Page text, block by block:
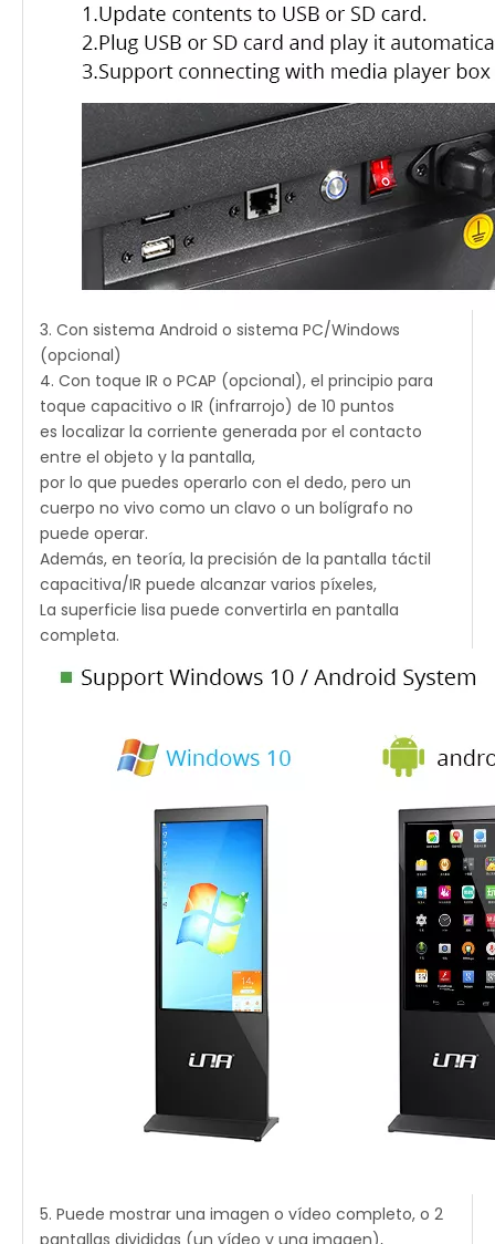
3. Con sistema Android o sistema PC/Windows
(opcional)
4. Con toque IR o PCAP (opcional), el principio para
toque capacitivo o IR (infrarrojo) de 10 puntos
es localizar la corriente generada por el contacto
entre el objeto y la pantalla,
por lo que puedes operarlo con el dedo, pero un
cuerpo no vivo como un clavo o un bolígrafo no
puede operar.
Además, en teoría, la precisión de la pantalla táctil
capacitiva/IR puede alcanzar varios píxeles,
La superficie lisa puede convertirla en pantalla
completa.
5. Puede mostrar una imagen o vídeo completo, o 2
pantallas divididas (un vídeo y una imagen),